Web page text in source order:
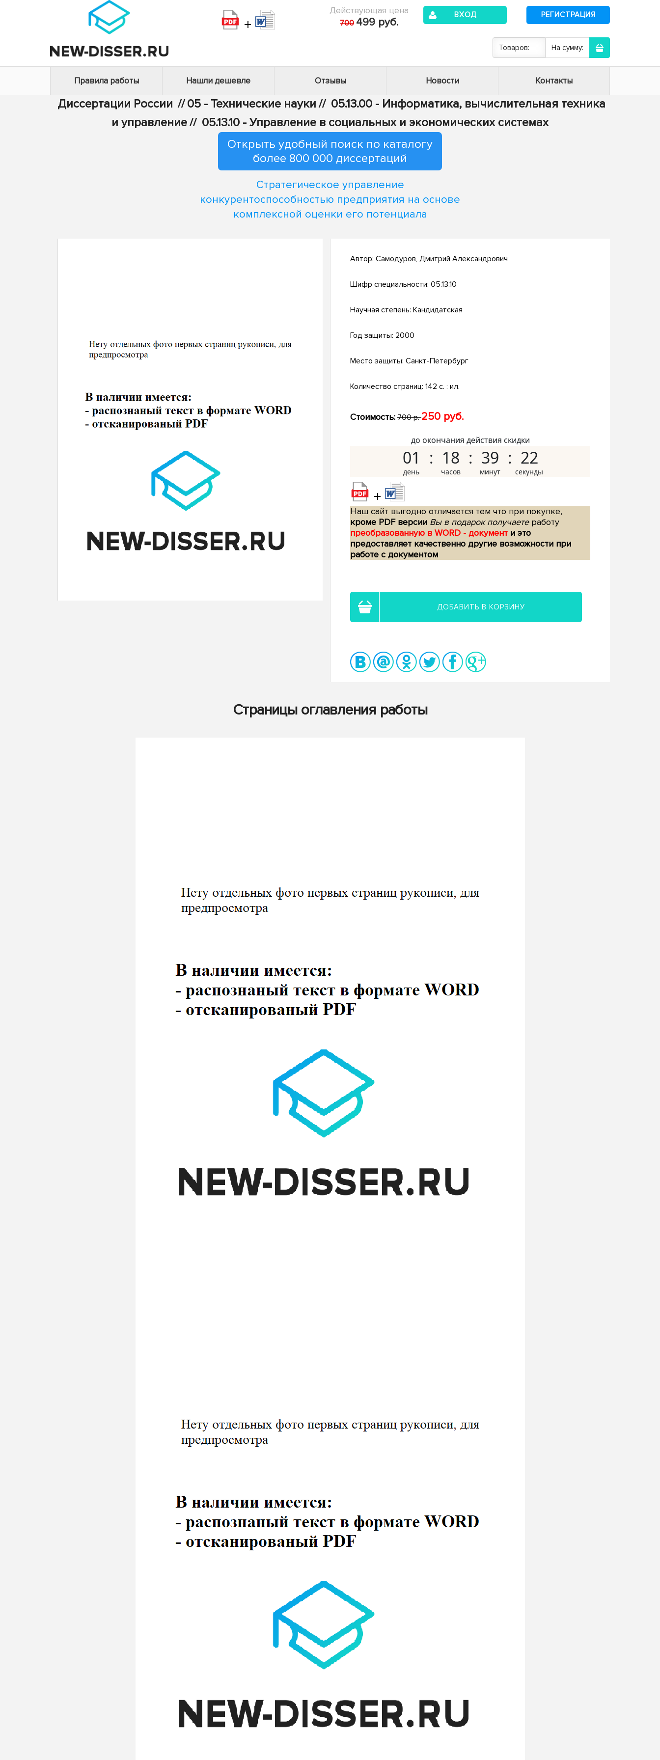
+
Действующая цена
700 499 руб.
ВХОД РЕГИСТРАЦИЯ
Товаров: На сумму:
Правила работы Нашли дешевле Отзывы Новости Контакты
Диссертации России // 05 - Технические науки // 05.13.00 - Информатика, вычислительная техника
и управление// 05.13.10 - Управление в социальных и экономических системах
Открыть удобный поиск по каталогу
более 800 000 диссертаций
Стратегическое управление
конкурентоспособностью предприятия на основе
комплексной оценки его потенциала
Автор: Самодуров, Дмитрий Александрович
Шифр специальности: 05.13.10
Научная степень: Кандидатская
Год защиты: 2000
Место защиты: Санкт-Петербург
Количество страниц: 142 с. : ил.
Стоимость: 700 р.250 руб.
до окончания действия скидки
01 18 39 21
+
Наш сайт выгодно отличается тем что при покупке,
кроме PDF версии Вы в подарок получаетеработу
преобразованную в WORD - документ и это
предоставляет качественно другие возможности при
работе с документом
ДОБАВИТЬ В КОРЗИНУ
Страницы оглавления работы